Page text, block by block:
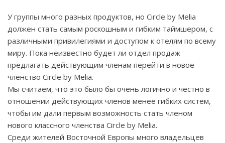
У группы много разных продуктов, но Circle by Melia
должен стать самым роскошным и гибким таймшером, с
различными привилегиями и доступом к отелям по всему
миру. Пока неизвестно будет ли отдел продаж
предлагать действующим членам перейти в новое
членство Circle by Melia.
Мы считаем, что это было бы очень логично и честно в
отношении действующих членов менее гибких систем,
чтобы им дали первым возможность стать членом
нового классного членства Circle by Melia.
Среди жителей Восточной Европы много владельцев